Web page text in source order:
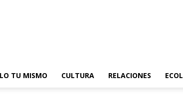
TU MISMO CULTURA RELACIONES